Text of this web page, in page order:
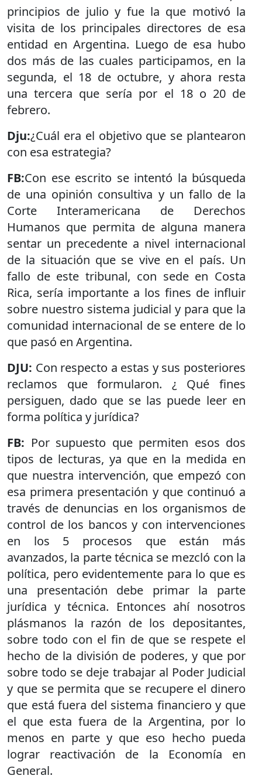
principios de julio y fue la que motivó la
visita de los principales directores de esa
entidad en Argentina. Luego de esa hubo
dos más de las cuales participamos, en la
segunda, el 18 de octubre, y ahora resta
una tercera que sería por el 18 o 20 de
febrero.
Dju:¿Cuál era el objetivo que se plantearon
con esa estrategia?
FB:Con ese escrito se intentó la búsqueda
de una opinión consultiva y un fallo de la
Corte Interamericana de Derechos
Humanos que permita de alguna manera
sentar un precedente a nivel internacional
de la situación que se vive en el país. Un
fallo de este tribunal, con sede en Costa
Rica, sería importante a los fines de influir
sobre nuestro sistema judicial y para que la
comunidad internacional de se entere de lo
que pasó en Argentina.
DJU: Con respecto a estas y sus posteriores
reclamos que formularon. ¿ Qué fines
persiguen, dado que se las puede leer en
forma política y jurídica?
FB: Por supuesto que permiten esos dos
tipos de lecturas, ya que en la medida en
que nuestra intervención, que empezó con
esa primera presentación y que continuó a
través de denuncias en los organismos de
control de los bancos y con intervenciones
en los 5 procesos que están más
avanzados, la parte técnica se mezcló con la
política, pero evidentemente para lo que es
una presentación debe primar la parte
jurídica y técnica. Entonces ahí nosotros
plásmanos la razón de los depositantes,
sobre todo con el fin de que se respete el
hecho de la división de poderes, y que por
sobre todo se deje trabajar al Poder Judicial
y que se permita que se recupere el dinero
que está fuera del sistema financiero y que
el que esta fuera de la Argentina, por lo
menos en parte y que eso hecho pueda
lograr reactivación de la Economía en
General.